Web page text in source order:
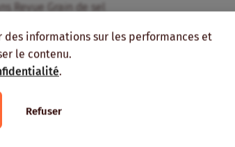
informations sur les performances et
le contenu.
.
Refuser
Revue Grain de sel
de producteurs et de productrices